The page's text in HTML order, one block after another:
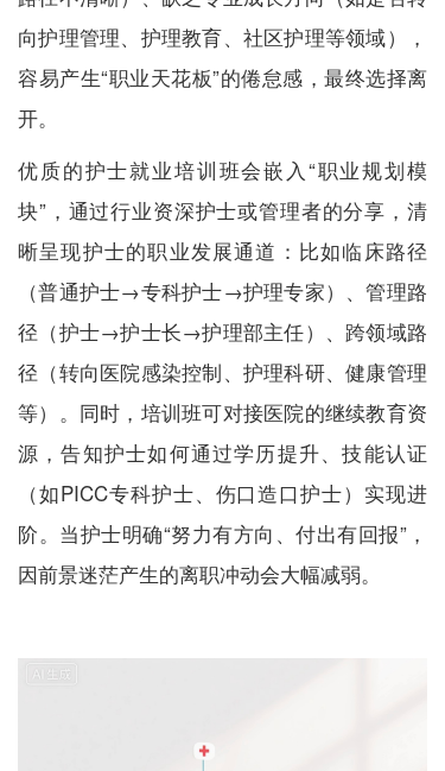
向护理管理、护理教育、社区护理等领域），
容易产生“职业天花板”的倦怠感，最终选择离
开。
优质的护士就业培训班会嵌入“职业规划模
块”，通过行业资深护士或管理者的分享，清
晰呈现护士的职业发展通道：比如临床路径
（普通护士→专科护士→护理专家）、管理路
径（护士→护士长→护理部主任）、跨领域路
径（转向医院感染控制、护理科研、健康管理
等）。同时，培训班可对接医院的继续教育资
源，告知护士如何通过学历提升、技能认证
（如PICC专科护士、伤口造口护士）实现进
阶。当护士明确“努力有方向、付出有回报”，
因前景迷茫产生的离职冲动会大幅减弱。